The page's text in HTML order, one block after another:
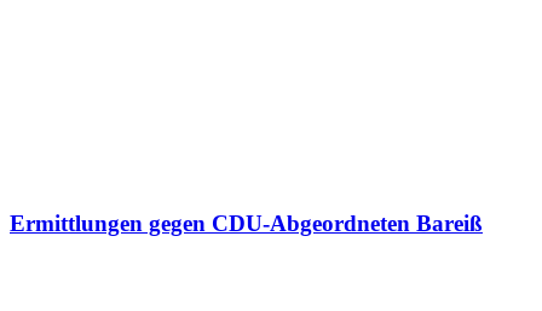
Ermittlungen gegen CDU-Abgeordneten Bareiß